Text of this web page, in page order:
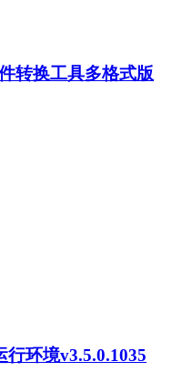
转换工具多格式版
环境v3.5.0.1035